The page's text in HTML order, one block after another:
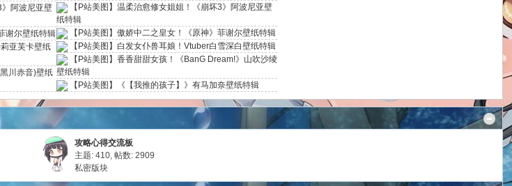
》阿波尼亚壁
谢尔壁纸特辑
亚芙卡壁纸
川赤音)壁纸
【P站美图】温柔治愈修女姐姐！《崩坏3》阿波尼亚壁
纸特辑
【P站美图】傲娇中二之皇女！《原神》菲谢尔壁纸特辑
【P站美图】白发女仆兽耳娘！Vtuber白雪深白壁纸特辑
【P站美图】香香甜甜女孩！《BanG Dream!》山吹沙绫
壁纸特辑
【P站美图】《【我推的孩子】》有马加奈壁纸特辑
攻略心得交流板
主题: 410,帖数: 2909
私密版块